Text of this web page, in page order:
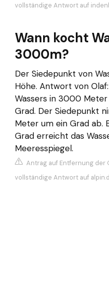
vollständige Antwort auf
Wann kocht
3000m?
Der Siedepunkt von
Höhe. Antwort von
Wassers in 3000
Grad. Der Siedepunkt
Meter um ein Grad ab.
Grad erreicht das
Meeresspiegel.
Antrag auf Entfernung der
vollständige Antwort auf